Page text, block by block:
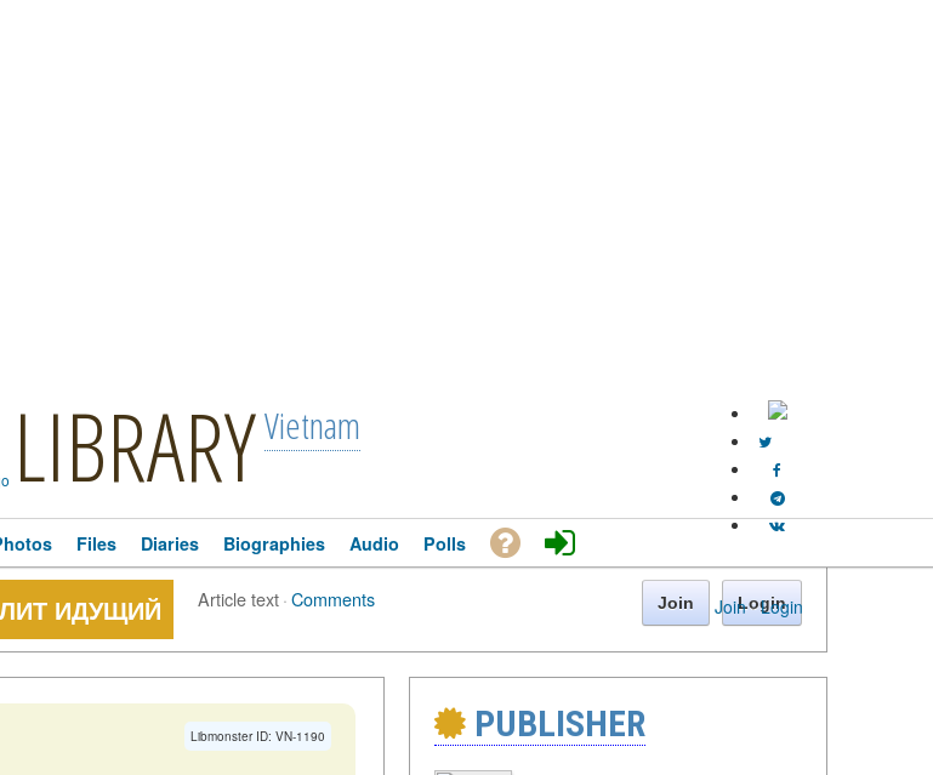
LIBRARYVietnam
Join · Login
Files Diaries Biographies Audio Polls
ИДУЩИЙ Article text·Comments Join Login
Libmonster ID: VN-1190 PUBLISHER